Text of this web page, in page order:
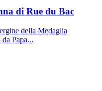
di Rue du Bac
della Medaglia
Papa...